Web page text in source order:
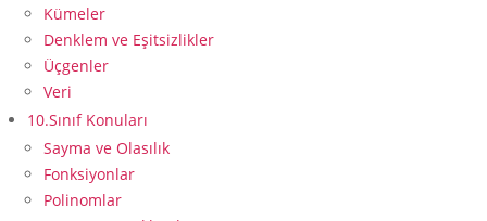
Kümeler
Denklem ve Eşitsizlikler
Üçgenler
Veri
10.Sınıf Konuları
Sayma ve Olasılık
Fonksiyonlar
Polinomlar